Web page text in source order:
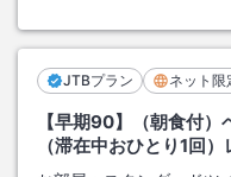
JTBプラン ネット限
【早期90】（朝食付）
（滞在中おひとり1回